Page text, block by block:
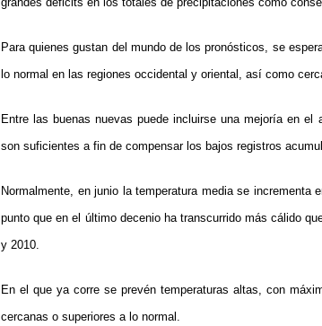
Para quienes gustan del mundo de los pronósticos, se
lo normal en las regiones occidental y oriental, así como
Entre las buenas nuevas puede incluirse una mejoría en
son suficientes a fin de compensar los bajos registros
Normalmente, en junio la temperatura media se
punto que en el último decenio ha transcurrido más cálido
y 2010.
En el que ya corre se prevén temperaturas altas, con
cercanas o superiores a lo normal.